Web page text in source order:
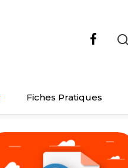
Fiches Pratiques